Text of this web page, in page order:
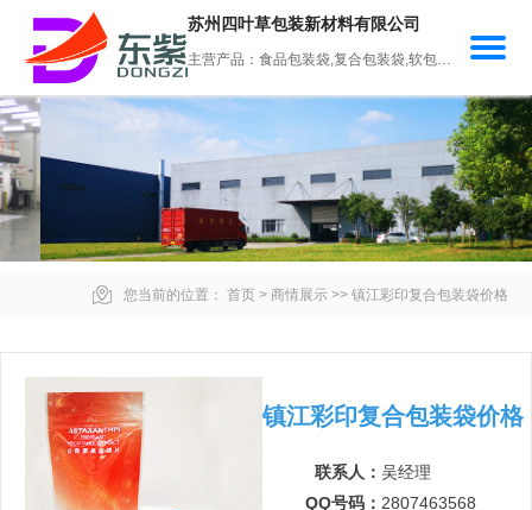
苏州四叶草包装新材料有限公司
主营产品：食品包装袋,复合包装袋,软包装袋,食品包装卷膜,易撕包装膜
您当前的位置： 首页 > 商情展示 >> 镇江彩印复合包装袋价格
镇江彩印复合包装袋价格
联系人： 吴经理
QQ号码： 2807463568